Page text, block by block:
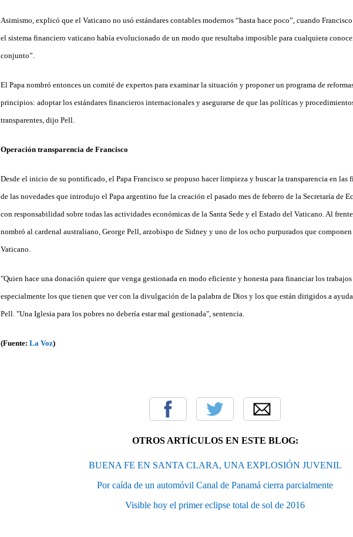
Asimismo, explicó que el Vaticano no usó estándares contables modernos “hasta hace poco”, cuando
el sistema financiero vaticano había evolucionado de un modo que resultaba imposible para cualquiera
conjunto”.
El Papa nombró entonces un comité de expertos para examinar la situación y proponer un programa de
principios: adoptar los estándares financieros internacionales y asegurarse de que las políticas y
transparentes, dijo Pell.
Operación transparencia de Francisco
Desde el inicio de su pontificado, el Papa Francisco se propuso hacer limpieza y buscar la transparencia en las
de las novedades que introdujo el Papa argentino fue la creación el pasado mes de febrero de la Secretaría de
con responsabilidad sobre todas las actividades económicas de la Santa Sede y el Estado del Vaticano. Al
nombró al cardenal australiano, George Pell, arzobispo de Sidney y uno de los ocho purpurados que
Vaticano.
"Quien hace una donación quiere que venga gestionada en modo eficiente y honesta para financiar los trabajos
especialmente los que tienen que ver con la divulgación de la palabra de Dios y los que están dirigidos a
Pell. "Una Iglesia para los pobres no debería estar mal gestionada", sentencia.
(Fuente: La Voz)
OTROS ARTÍCULOS EN ESTE BLOG:
BUENA FE EN SANTA CLARA, UNA EXPLOSIÓN JUVENIL
Por caída de un automóvil Canal de Panamá cierra parcialmente
Visible hoy el primer eclipse total de sol de 2016